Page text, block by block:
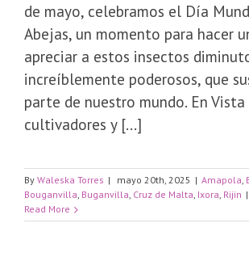
de mayo, celebramos el Día
Abejas, un momento para hacer
apreciar a estos insectos
increíblemente poderosos, que
parte de nuestro mundo. En Vista
cultivadores y [...]
By Waleska Torres | mayo 20th, 2025 | Amapola,
Bouganvilla, Buganvilla, Cruz de Malta, Ixora, Rijin |
Read More